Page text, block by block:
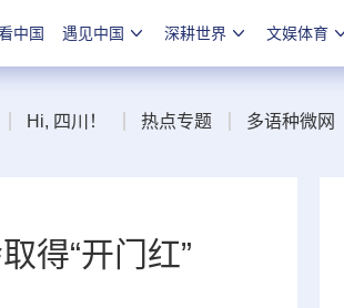
中国 遇见中国 深耕世界 文娱体育
Hi, 四川！ 热点专题 多语种微网
得“开门红”